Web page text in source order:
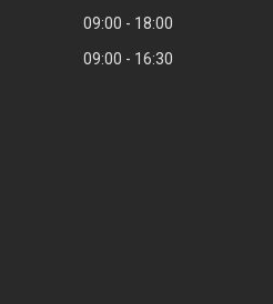
09:00
18:00
09:00 16:30